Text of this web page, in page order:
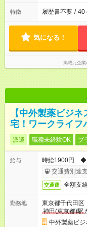
特徴 履歴書不要 / 40
気になる！
掲載元企業
【中外製薬ビジ
宅！ワークライフ
派遣 職種未経験OK ブ
給与
時給1900円 ◆
交通費別途
交通費 全額支
勤務地
東京都千代田区
神田(東京都)駅
中外製薬ビ